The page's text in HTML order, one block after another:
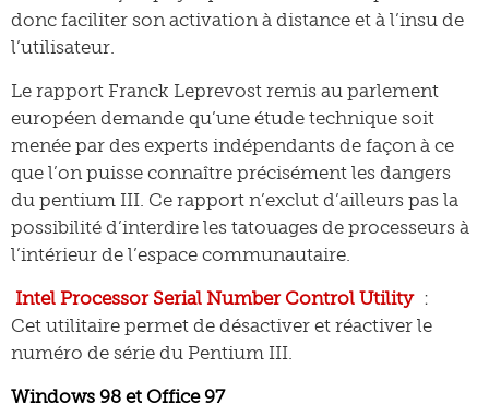
donc faciliter son activation à distance et à l’insu de
l’utilisateur.
Le rapport Franck Leprevost remis au parlement
européen demande qu’une étude technique soit
menée par des experts indépendants de façon à ce
que l’on puisse connaître précisément les dangers
du pentium III. Ce rapport n’exclut d’ailleurs pas la
possibilité d’interdire les tatouages de processeurs à
l’intérieur de l’espace communautaire.
Intel Processor Serial Number Control Utility :
Cet utilitaire permet de désactiver et réactiver le
numéro de série du Pentium III.
Windows 98 et Office 97